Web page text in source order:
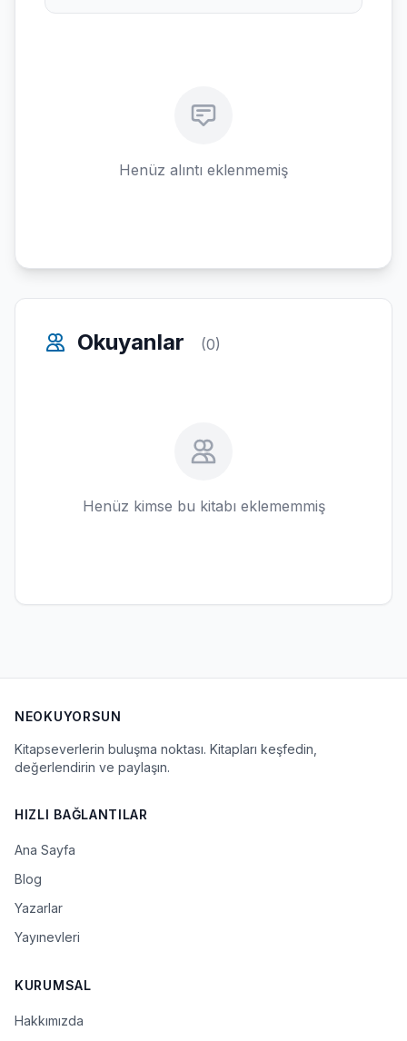
Henüz alıntı eklenmemiş
Okuyanlar (0)
Henüz kimse bu kitabı eklememmiş
NEOKUYORSUN
Kitapseverlerin buluşma noktası. Kitapları keşfedin,
değerlendirin ve paylaşın.
HIZLI BAĞLANTILAR
Ana Sayfa
Blog
Yazarlar
Yayınevleri
KURUMSAL
Hakkımızda